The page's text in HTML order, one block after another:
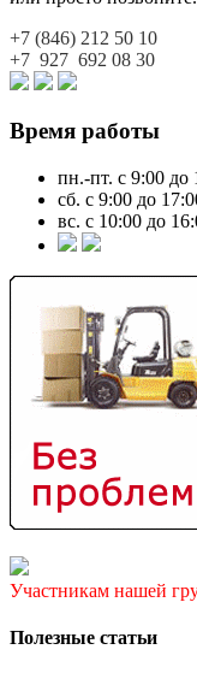
+7 (846) 212 50 10
+7 927 692 08 30
Время работы
пн.-пт. с 9:00 до
сб. с 9:00 до
вс. с 10:00 до
Участникам нашей
Полезные статьи